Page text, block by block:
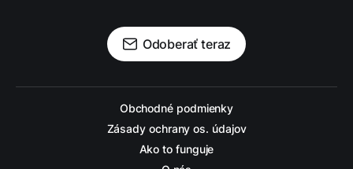
Odoberať teraz
Obchodné podmienky
Zásady ochrany os. údajov
Ako to funguje